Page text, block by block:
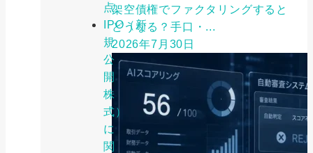
点
IPO（新
規
公
開
株
式）
に
関
架空債権でファクタリングすると
どうなる？手口・...
2026年7月30日